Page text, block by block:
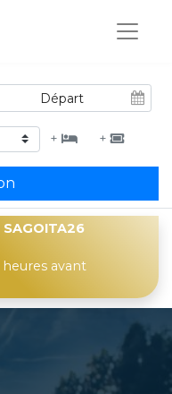
+ +
avant